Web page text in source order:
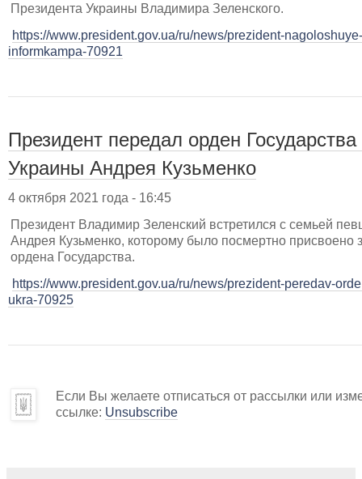
Президента Украины Владимира Зеленского.
https://www.president.gov.ua/ru/news/prezident-
informkampa-70921
Президент передал орден
Украины Андрея Кузьменко
4 октября 2021 года - 16:45
Президент Владимир Зеленский встретился с семьей
Андрея Кузьменко, которому было посмертно присвоено
ордена Государства.
https://www.president.gov.ua/ru/news/prezident-peredav-
ukra-70925
Если Вы желаете отписаться от рассылки или
ссылке: Unsubscribe